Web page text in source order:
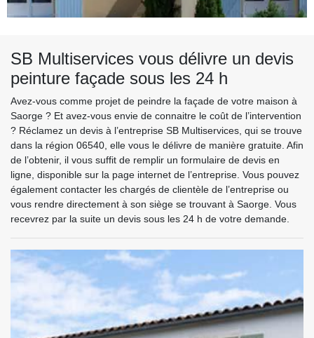
SB Multiservices vous délivre un devis
peinture façade sous les 24 h
Avez-vous comme projet de peindre la façade de votre maison à
Saorge ? Et avez-vous envie de connaitre le coût de l’intervention
? Réclamez un devis à l’entreprise SB Multiservices, qui se trouve
dans la région 06540, elle vous le délivre de manière gratuite. Afin
de l’obtenir, il vous suffit de remplir un formulaire de devis en
ligne, disponible sur la page internet de l’entreprise. Vous pouvez
également contacter les chargés de clientèle de l’entreprise ou
vous rendre directement à son siège se trouvant à Saorge. Vous
recevrez par la suite un devis sous les 24 h de votre demande.